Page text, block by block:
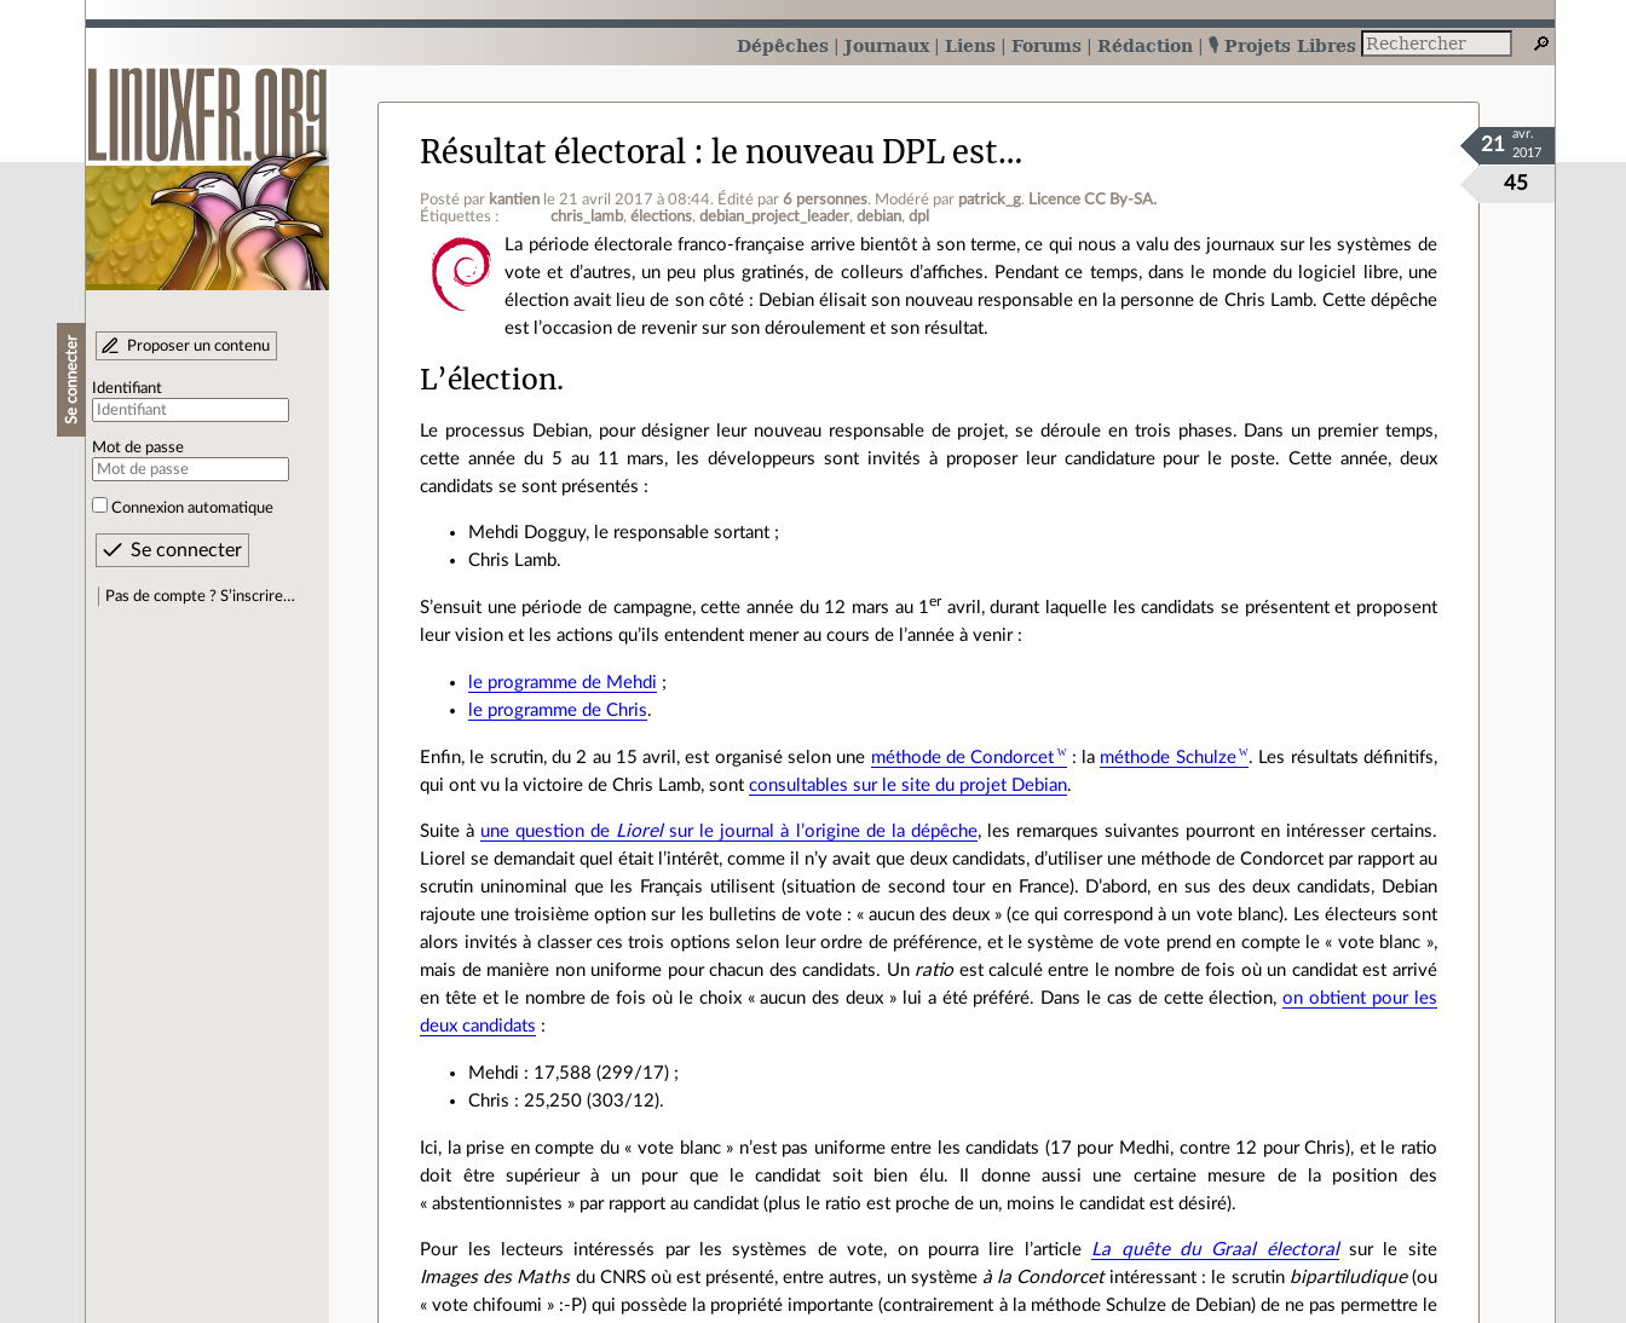
Dépêches Journaux Liens Forums Rédaction 🎙️ Projets Libres
Se connecter Proposer un contenu
Identifiant
Mot de passe
Connexion automatique
Pas de compte ? S’inscrire…
Résultat électoral : le nouveau DPL est…
Posté par kantien le 21 avril 2017 à 08:44. Édité par6 personnes. Modéré par patrick_g. Licence CC By‑SA.
Étiquettes :
chris_lamb élections debian_project_leader debian dpl
45
21
avr.
2017
La période électorale franco‐française arrive bientôt à son terme, ce qui nous a valu des journaux sur les systèmes de
vote et d’autres, un peu plus gratinés, de colleurs d’affiches. Pendant ce temps, dans le monde du logiciel libre, une
élection avait lieu de son côté : Debian élisait son nouveau responsable en la personne de Chris Lamb. Cette dépêche
est l’occasion de revenir sur son déroulement et son résultat.
L’élection.
Le processus Debian, pour désigner leur nouveau responsable de projet, se déroule en trois phases. Dans un premier temps,
cette année du 5 au 11 mars, les développeurs sont invités à proposer leur candidature pour le poste. Cette année, deux
candidats se sont présentés :
Mehdi Dogguy, le responsable sortant ;
Chris Lamb.
S’ensuit une période de campagne, cette année du 12 mars au 1er avril, durant laquelle les candidats se présentent et proposent
leur vision et les actions qu’ils entendent mener au cours de l’année à venir :
le programme de Mehdi ;
le programme de Chris.
Enfin, le scrutin, du 2 au 15 avril, est organisé selon une méthode de Condorcet : la méthode Schulze
. Les résultats définitifs,
qui ont vu la victoire de Chris Lamb, sontconsultables sur le site du projet Debian.
Suite à une question de Liorelsur le journal à l’origine de la dépêche, les remarques suivantes pourront en intéresser certains.
Liorel se demandait quel était l’intérêt, comme il n’y avait que deux candidats, d’utiliser une méthode de Condorcet par rapport au
scrutin uninominal que les Français utilisent (situation de second tour en France). D’abord, en sus des deux candidats, Debian
rajoute une troisième option sur les bulletins de vote : « aucun des deux » (ce qui correspond à un vote blanc). Les électeurs sont
alors invités à classer ces trois options selon leur ordre de préférence, et le système de vote prend en compte le « vote blanc »,
mais de manière non uniforme pour chacun des candidats. Un ratioest calculé entre le nombre de fois où un candidat est arrivé
en tête et le nombre de fois où le choix « aucun des deux » lui a été préféré. Dans le cas de cette élection,on obtient pour les
deux candidats :
Mehdi : 17,588 (299/17) ;
Chris : 25,250 (303/12).
Ici, la prise en compte du « vote blanc » n’est pas uniforme entre les candidats (17 pour Medhi, contre 12 pour Chris), et le ratio
doit être supérieur à un pour que le candidat soit bien élu. Il donne aussi une certaine mesure de la position des
« abstentionnistes » par rapport au candidat (plus le ratio est proche de un, moins le candidat est désiré).
Pour les lecteurs intéressés par les systèmes de vote, on pourra lire l’article La quête du Graal électoralsur le site
Images des Mathsdu CNRS où est présenté, entre autres, un système à la Condorcetintéressant : le scrutin bipartiludique(ou
« vote chifoumi » :-P) qui possède la propriété importante (contrairement à la méthode Schulze de Debian) de ne pas permettre le